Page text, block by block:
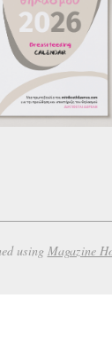
using Magazine